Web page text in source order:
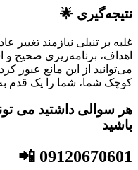
نتیجه‌گیری 🌟
غلبه بر تنبلی نیازمند
اهداف، برنامه‌ریزی صحیح و
می‌توانید از این مانع عبور
کوچک شما، شما را یک قدم
هر سوالی داشتید می
باشید
09120670601 📲